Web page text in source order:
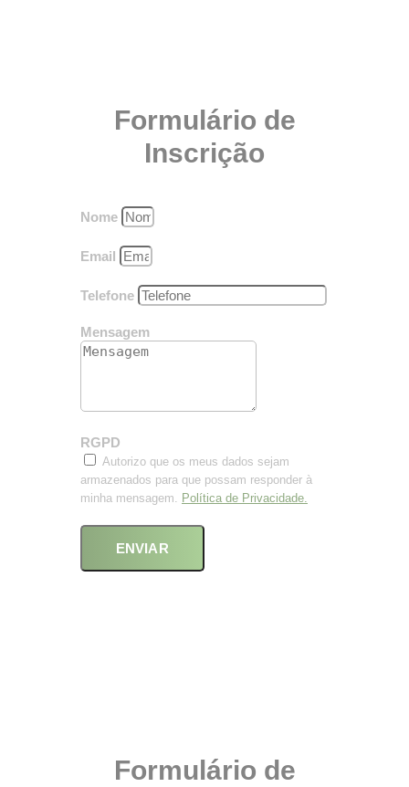
Formulário de
Inscrição
Nome
Email
Telefone
Mensagem
RGPD
Autorizo que os meus dados sejam
armazenados para que possam responder à
minha mensagem. Política de Privacidade.
ENVIAR
Formulário de